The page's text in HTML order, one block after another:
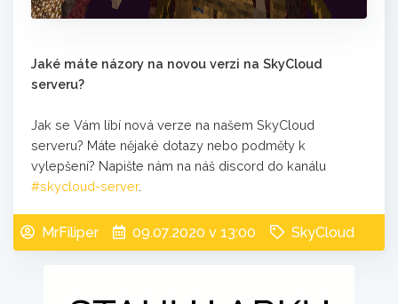
Jaké máte názory na novou verzi na SkyCloud
serveru?
Jak se Vám líbí nová verze na našem SkyCloud
serveru? Máte nějaké dotazy nebo podměty k
vylepšení? Napište nám na náš discord do kanálu
#skycloud-server.
MrFiliper 09.07.2020 v 13:00 SkyCloud